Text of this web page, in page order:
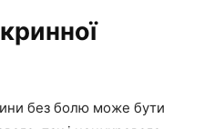
без болю може бути